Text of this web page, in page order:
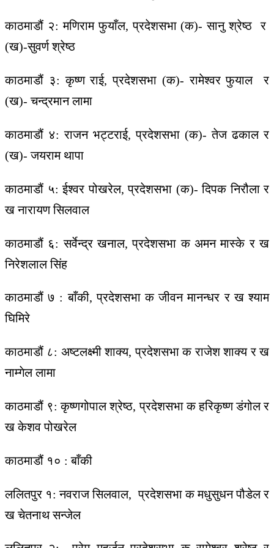
काठमाडौं २: मणिराम फुयाँल, प्रदेशसभा (क)- सानु श्रेष्ठ र
(ख)-सुवर्ण श्रेष्ठ
काठमाडौं ३: कृष्ण राई, प्रदेशसभा (क)- रामेश्वर फुयाल र
(ख)- चन्द्रमान लामा
काठमाडौं ४: राजन भट्टराई, प्रदेशसभा (क)- तेज ढकाल र
(ख)- जयराम थापा
काठमाडौं ५: ईश्वर पोखरेल, प्रदेशसभा (क)- दिपक निरौला र
ख नारायण सिलवाल
काठमाडौं ६: सर्वेन्द्र खनाल, प्रदेशसभा क अमन मास्के र ख
निरेशलाल सिंह
काठमाडौं ७ : बाँकी, प्रदेशसभा क जीवन मानन्धर र ख श्याम
घिमिरे
काठमाडौं ८: अष्टलक्ष्मी शाक्य, प्रदेशसभा क राजेश शाक्य र ख
नाम्गेल लामा
काठमाडौं ९: कृष्णगोपाल श्रेष्ठ, प्रदेशसभा क हरिकृष्ण डंगोल र
ख केशव पोखरेल
काठमाडौं १० : बाँकी
ललितपुर १: नवराज सिलवाल, प्रदेशसभा क मधुसुधन पौडेल र
ख चेतनाथ सन्जेल